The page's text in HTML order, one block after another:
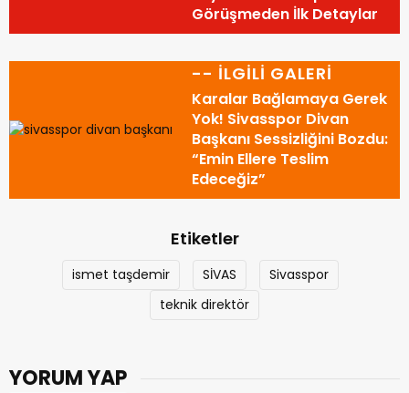
Görüşmeden İlk Detaylar
-- İLGİLİ GALERİ
Karalar Bağlamaya Gerek
Yok! Sivasspor Divan
Başkanı Sessizliğini Bozdu:
“Emin Ellere Teslim
Edeceğiz”
Etiketler
ismet taşdemir SİVAS
Sivasspor
teknik direktör
YORUM YAP